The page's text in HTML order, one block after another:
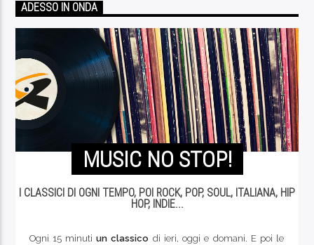
ADESSO IN ONDA
MUSIC NO STOP!
I CLASSICI DI OGNI TEMPO, POI ROCK, POP, SOUL, ITALIANA, HIP
HOP, INDIE...
Ogni 15 minutiun classico di ieri, oggi e domani. E poi le